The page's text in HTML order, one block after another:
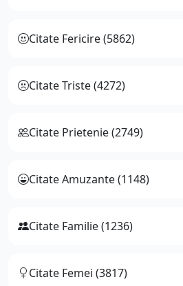
Citate Fericire (5862)
Citate Triste (4272)
Citate Prietenie (2749)
Citate Amuzante (1148)
Citate Familie (1236)
Citate Femei (3817)